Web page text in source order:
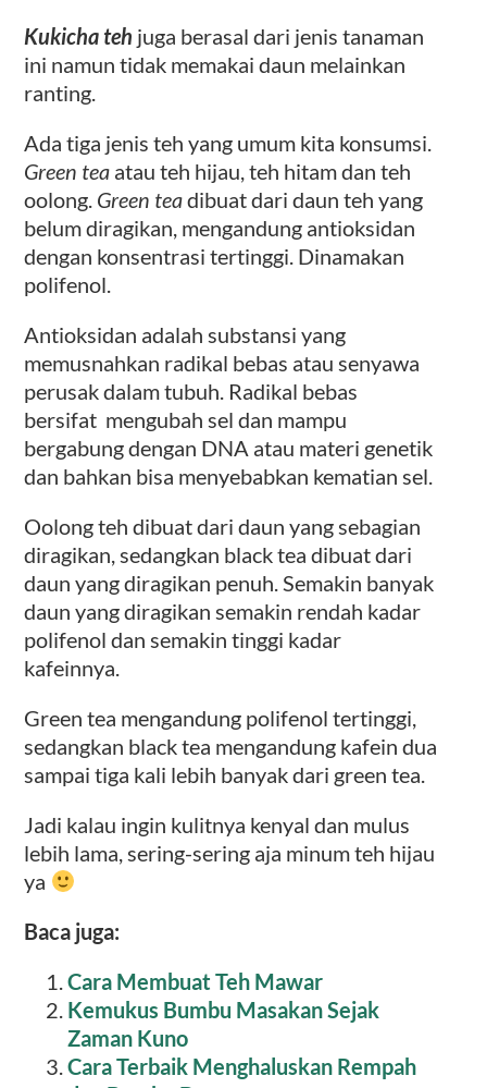
Kukicha teh juga berasal dari jenis tanaman
ini namun tidak memakai daun melainkan
ranting.
Ada tiga jenis teh yang umum kita konsumsi.
Green tea atau teh hijau, teh hitam dan teh
oolong. Green teadibuat dari daun teh yang
belum diragikan, mengandung antioksidan
dengan konsentrasi tertinggi. Dinamakan
polifenol.
Antioksidan adalah substansi yang
memusnahkan radikal bebas atau senyawa
perusak dalam tubuh. Radikal bebas
bersifat mengubah sel dan mampu
bergabung dengan DNA atau materi genetik
dan bahkan bisa menyebabkan kematian sel.
Oolong teh dibuat dari daun yang sebagian
diragikan, sedangkan black tea dibuat dari
daun yang diragikan penuh. Semakin banyak
daun yang diragikan semakin rendah kadar
polifenol dan semakin tinggi kadar
kafeinnya.
Green tea mengandung polifenol tertinggi,
sedangkan black tea mengandung kafein dua
sampai tiga kali lebih banyak dari green tea.
Jadi kalau ingin kulitnya kenyal dan mulus
lebih lama, sering-sering aja minum teh hijau
ya
Baca juga:
Cara Membuat Teh Mawar
Kemukus Bumbu Masakan Sejak
Zaman Kuno
Cara Terbaik Menghaluskan Rempah